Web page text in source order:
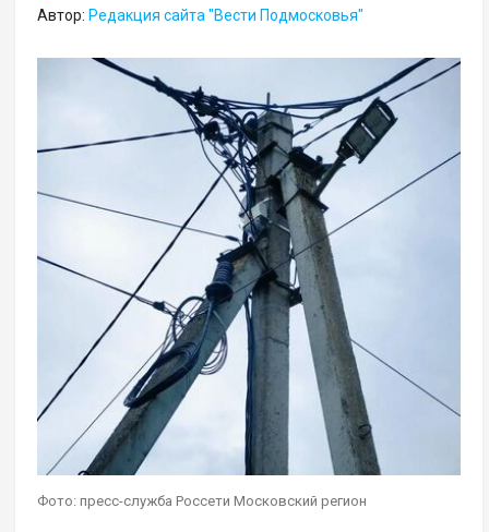
Автор: Редакция сайта "Вести Подмосковья"
Фото: пресс-служба Россети Московский регион